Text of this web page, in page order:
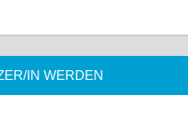
IN WERDEN